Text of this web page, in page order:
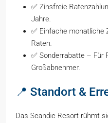
✅ Zinsfreie
Jahre.
✅ Einfache monatliche
Raten.
✅ Sonderrabatte – Für
Großabnehmer.
📍 Standort &
Das Scandic Resort rühmt